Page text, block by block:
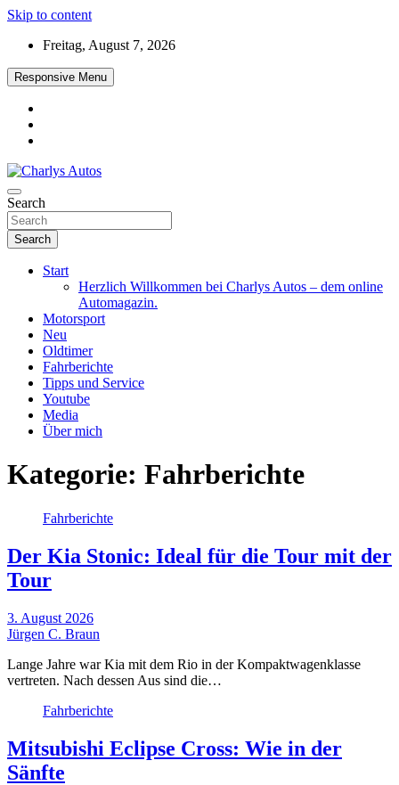
Skip to content
Freitag, August 7, 2026
Responsive Menu
Charlys Autos
Das neue Automagazin – global. regional. informativ. interaktiv
Search
Search
Start
Herzlich Willkommen bei Charlys Autos – dem online
Automagazin.
Motorsport
Neu
Oldtimer
Fahrberichte
Tipps und Service
Youtube
Media
Über mich
Kategorie: Fahrberichte
Fahrberichte
Der Kia Stonic: Ideal für die Tour mit der
Tour
3. August 2026
Jürgen C. Braun
Lange Jahre war Kia mit dem Rio in der Kompaktwagenklasse
vertreten. Nach dessen Aus sind die…
Fahrberichte
Mitsubishi Eclipse Cross: Wie in der
Sänfte